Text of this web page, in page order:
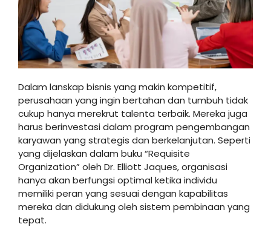
Dalam lanskap bisnis yang makin kompetitif,
perusahaan yang ingin bertahan dan tumbuh tidak
cukup hanya merekrut talenta terbaik. Mereka juga
harus berinvestasi dalam program pengembangan
karyawan yang strategis dan berkelanjutan. Seperti
yang dijelaskan dalam buku “Requisite
Organization” oleh Dr. Elliott Jaques, organisasi
hanya akan berfungsi optimal ketika individu
memiliki peran yang sesuai dengan kapabilitas
mereka dan didukung oleh sistem pembinaan yang
tepat.